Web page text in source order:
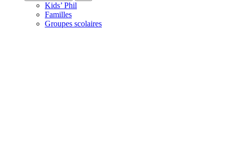
Kids’ Phil
Familles
Groupes scolaires